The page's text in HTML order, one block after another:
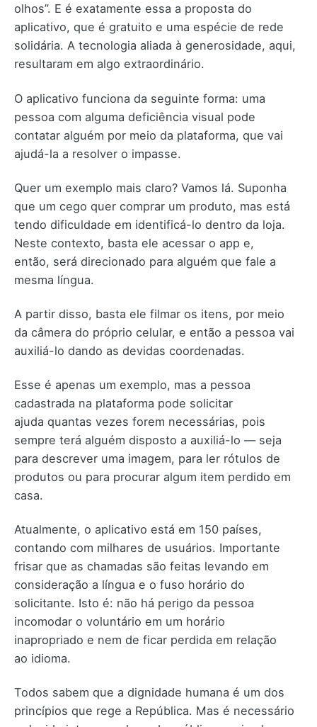
olhos”. E é exatamente essa a proposta do
aplicativo, que é gratuito e uma espécie de rede
solidária. A tecnologia aliada à generosidade, aqui,
resultaram em algo extraordinário.
O aplicativo funciona da seguinte forma: uma
pessoa com alguma deficiência visual pode
contatar alguém por meio da plataforma, que vai
ajudá-la a resolver o impasse.
Quer um exemplo mais claro? Vamos lá. Suponha
que um cego quer comprar um produto, mas está
tendo dificuldade em identificá-lo dentro da loja.
Neste contexto, basta ele acessar o app e,
então, será direcionado para alguém que fale a
mesma língua.
A partir disso, basta ele filmar os itens, por meio
da câmera do próprio celular, e então a pessoa vai
auxiliá-lo dando as devidas coordenadas.
Esse é apenas um exemplo, mas a pessoa
cadastrada na plataforma pode solicitar
ajuda quantas vezes forem necessárias, pois
sempre terá alguém disposto a auxiliá-lo — seja
para descrever uma imagem, para ler rótulos de
produtos ou para procurar algum item perdido em
casa.
Atualmente, o aplicativo está em 150 países,
contando com milhares de usuários. Importante
frisar que as chamadas são feitas levando em
consideração a língua e o fuso horário do
solicitante. Isto é: não há perigo da pessoa
incomodar o voluntário em um horário
inapropriado e nem de ficar perdida em relação
ao idioma.
Todos sabem que a dignidade humana é um dos
princípios que rege a República. Mas é necessário